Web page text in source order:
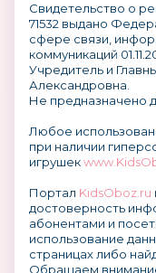
Свидетельство о
71532 выдано
сфере связи,
коммуникаций
Учредитель и
Александровна.
Не предназначено
Любое
при наличии
игрушек
Портал KidsOboz.ru
достоверность
абонентами и
использование
страницах либо
Обращаем